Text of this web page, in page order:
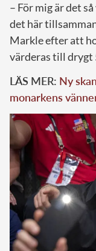
– För mig är det
det här
Markle efter att
värderas till drygt
LÄS MER: Ny
monarkens